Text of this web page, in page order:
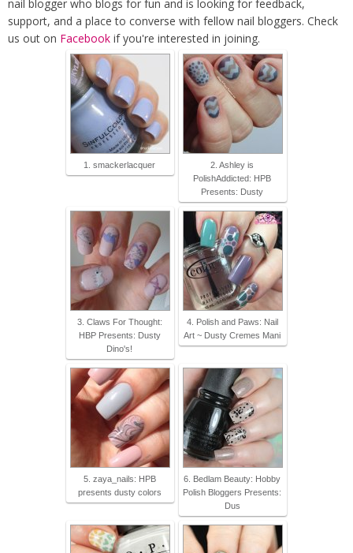
nail blogger who blogs for fun and is looking for feedback,
support, and a place to converse with fellow nail bloggers. Check
us out on Facebook if you're interested in joining.
1. smackerlacquer
2. Ashley is
PolishAddicted: HPB
Presents: Dusty
3. Claws For Thought:
HBP Presents: Dusty
Dino's!
4. Polish and Paws: Nail
Art ~ Dusty Cremes Mani
5. zaya_nails: HPB
presents dusty colors
6. Bedlam Beauty: Hobby
Polish Bloggers Presents:
Dus